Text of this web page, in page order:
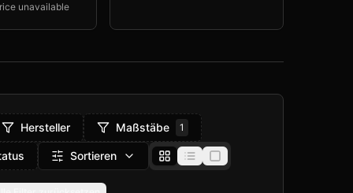
unavailable
Hersteller Maßstäbe 1
Sortieren